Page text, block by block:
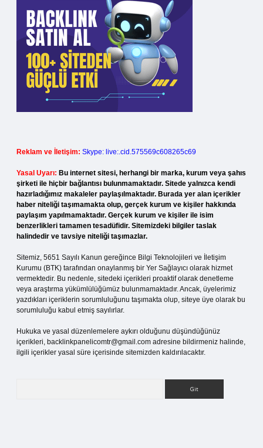
Reklam ve İletişim: Skype: live:.cid.575569c608265c69
Yasal Uyarı: Bu internet sitesi, herhangi bir marka, kurum veya şahıs
şirketi ile hiçbir bağlantısı bulunmamaktadır. Sitede yalnızca kendi
hazırladığımız makaleler paylaşılmaktadır. Burada yer alan içerikler
haber niteliği taşımamakta olup, gerçek kurum ve kişiler hakkında
paylaşım yapılmamaktadır. Gerçek kurum ve kişiler ile isim
benzerlikleri tamamen tesadüfidir. Sitemizdeki bilgiler taslak
halindedir ve tavsiye niteliği taşımazlar.
Sitemiz, 5651 Sayılı Kanun gereğince Bilgi Teknolojileri ve İletişim
Kurumu (BTK) tarafından onaylanmış bir Yer Sağlayıcı olarak hizmet
vermektedir. Bu nedenle, sitedeki içerikleri proaktif olarak denetleme
veya araştırma yükümlülüğümüz bulunmamaktadır. Ancak, üyelerimiz
yazdıkları içeriklerin sorumluluğunu taşımakta olup, siteye üye olarak bu
sorumluluğu kabul etmiş sayılırlar.
Hukuka ve yasal düzenlemelere aykırı olduğunu düşündüğünüz
içerikleri, backlinkpanelicomtr@gmail.com adresine bildirmeniz halinde,
ilgili içerikler yasal süre içerisinde sitemizden kaldırılacaktır.